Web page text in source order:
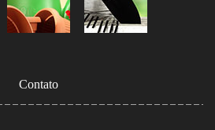
Contato